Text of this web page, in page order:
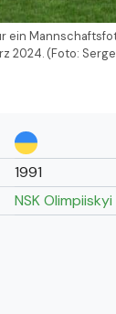
2024. (Foto:
1991
NSK Olimpiiskyi